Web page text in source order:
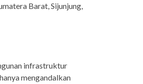
Barat, Sijunjung,
infrastruktur
mengandalkan